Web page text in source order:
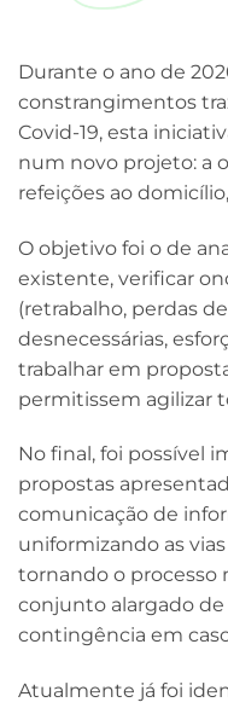
Durante o ano de
constrangimentos
Covid-19, esta
num novo projeto: a
refeições ao
O objetivo foi o de
existente, verificar
(retrabalho, perdas
desnecessárias,
trabalhar em
permitissem agilizar
No final, foi possível
propostas
comunicação de
uniformizando as
tornando o processo
conjunto alargado
contingência em
Atualmente já foi